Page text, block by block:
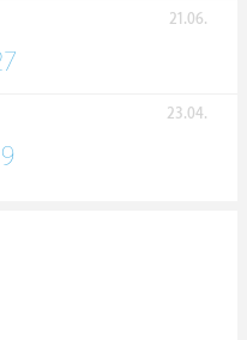
21.06.
23.04.